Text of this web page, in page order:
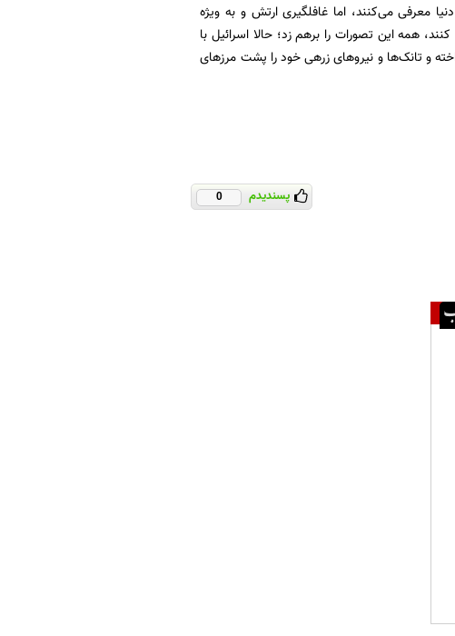
معرفی می‌کنند، اما غافلگیری ارتش و به‌ ویژه
همه این تصورات را برهم زد؛ حالا اسرائیل با
و تانک‌ها و نیروهای زرهی خود را پشت مرزهای
پسندیدم 0